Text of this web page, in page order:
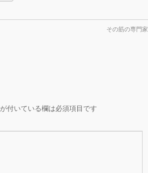
その筋の専門家
が付いている欄は必須項目です